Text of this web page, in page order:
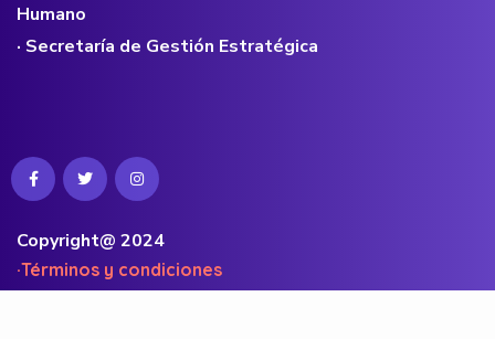
Humano
· Secretaría de Gestión Estratégica
Copyright@ 2024
·Términos y condiciones